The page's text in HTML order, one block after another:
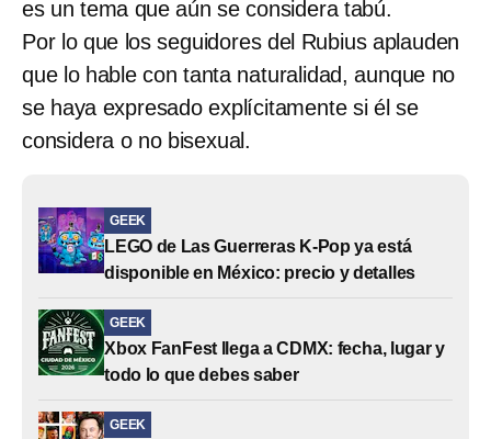
es un tema que aún se considera tabú.
Por lo que los seguidores del Rubius aplauden
que lo hable con tanta naturalidad, aunque no
se haya expresado explícitamente si él se
considera o no bisexual.
GEEK
LEGO de Las Guerreras K-Pop ya está
disponible en México: precio y detalles
GEEK
Xbox FanFest llega a CDMX: fecha, lugar y
todo lo que debes saber
GEEK